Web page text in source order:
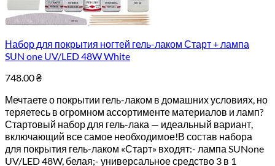
Набор для покрытия ногтей гель-лаком Старт + лампа
SUN one UV/LED 48W White
748.00₴
Мечтаете о покрытии гель-лаком в домашних условиях, но
теряетесь в огромном ассортименте материалов и ламп?
Стартовый набор для гель-лака — идеальный вариант,
включающий все самое необходимое!В состав набора
для покрытия гель-лаком «Старт» входят:- лампа SUNone
UV/LED 48W, белая;- универсальное средство 3 в 1